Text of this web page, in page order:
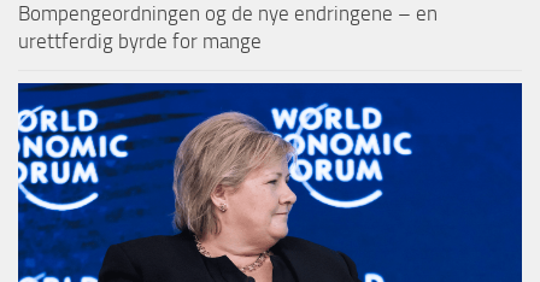
Bompengeordningen og de nye endringene – en
urettferdig byrde for mange